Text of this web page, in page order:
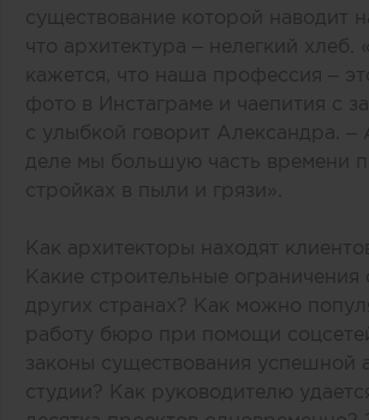
существование которой наводит
что архитектура – нелегкий хлеб.
кажется, что наша профессия –
фото в Инстаграме и чаепития с
с улыбкой говорит Александра. –
деле мы большую часть времени
стройках в пыли и грязи».
Как архитекторы находят
Какие строительные ограничения
других странах? Как можно
работу бюро при помощи
законы существования успешной
студии? Как руководителю